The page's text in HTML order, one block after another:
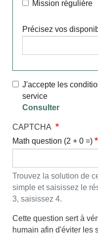
Mission régulière
Précisez vos
J'accepte les
service
Consulter
CAPTCHA
Math question (2 + 0 =)
Trouvez la solution de
simple et saisissez le
3, saisissez 4.
Cette question sert à
humain afin d'éviter les